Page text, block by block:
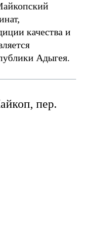
качества и
Адыгея.
пер.